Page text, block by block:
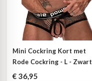
Mini Cockring Kort met
Rode Cockring - L - Zwart
€ 36,95